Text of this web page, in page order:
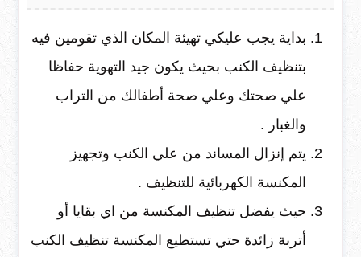
بداية يجب عليكي تهيئة المكان الذي تقومين فيه
بتنظيف الكنب بحيث يكون جيد التهوية حفاظا
علي صحتك وعلي صحة أطفالك من التراب
والغبار .
يتم إنزال المساند من علي الكنب وتجهيز
المكنسة الكهربائية للتنظيف .
حيث يفضل تنظيف المكنسة من اي بقايا أو
أتربة زائدة حتي تستطيع المكنسة تنظيف الكنب